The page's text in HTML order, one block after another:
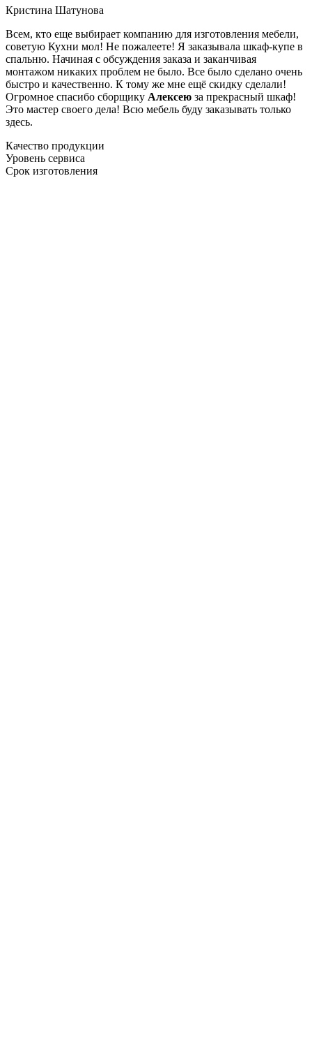
Кристина Шатунова
Всем, кто еще выбирает компанию для изготовления мебели,
советую Кухни мол! Не пожалеете! Я заказывала шкаф-купе в
спальню. Начиная с обсуждения заказа и заканчивая
монтажом никаких проблем не было. Все было сделано очень
быстро и качественно. К тому же мне ещё скидку сделали!
Огромное спасибо сборщику Алексею за прекрасный шкаф!
Это мастер своего дела! Всю мебель буду заказывать только
здесь.
Качество продукции
Уровень сервиса
Срок изготовления